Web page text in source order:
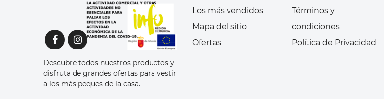
Descubre todos nuestros productos y
disfruta de grandes ofertas para vestir
a los más peques de la casa.
Los más vendidos
Mapa del sitio
Ofertas
Términos y
condiciones
Política de Privacidad